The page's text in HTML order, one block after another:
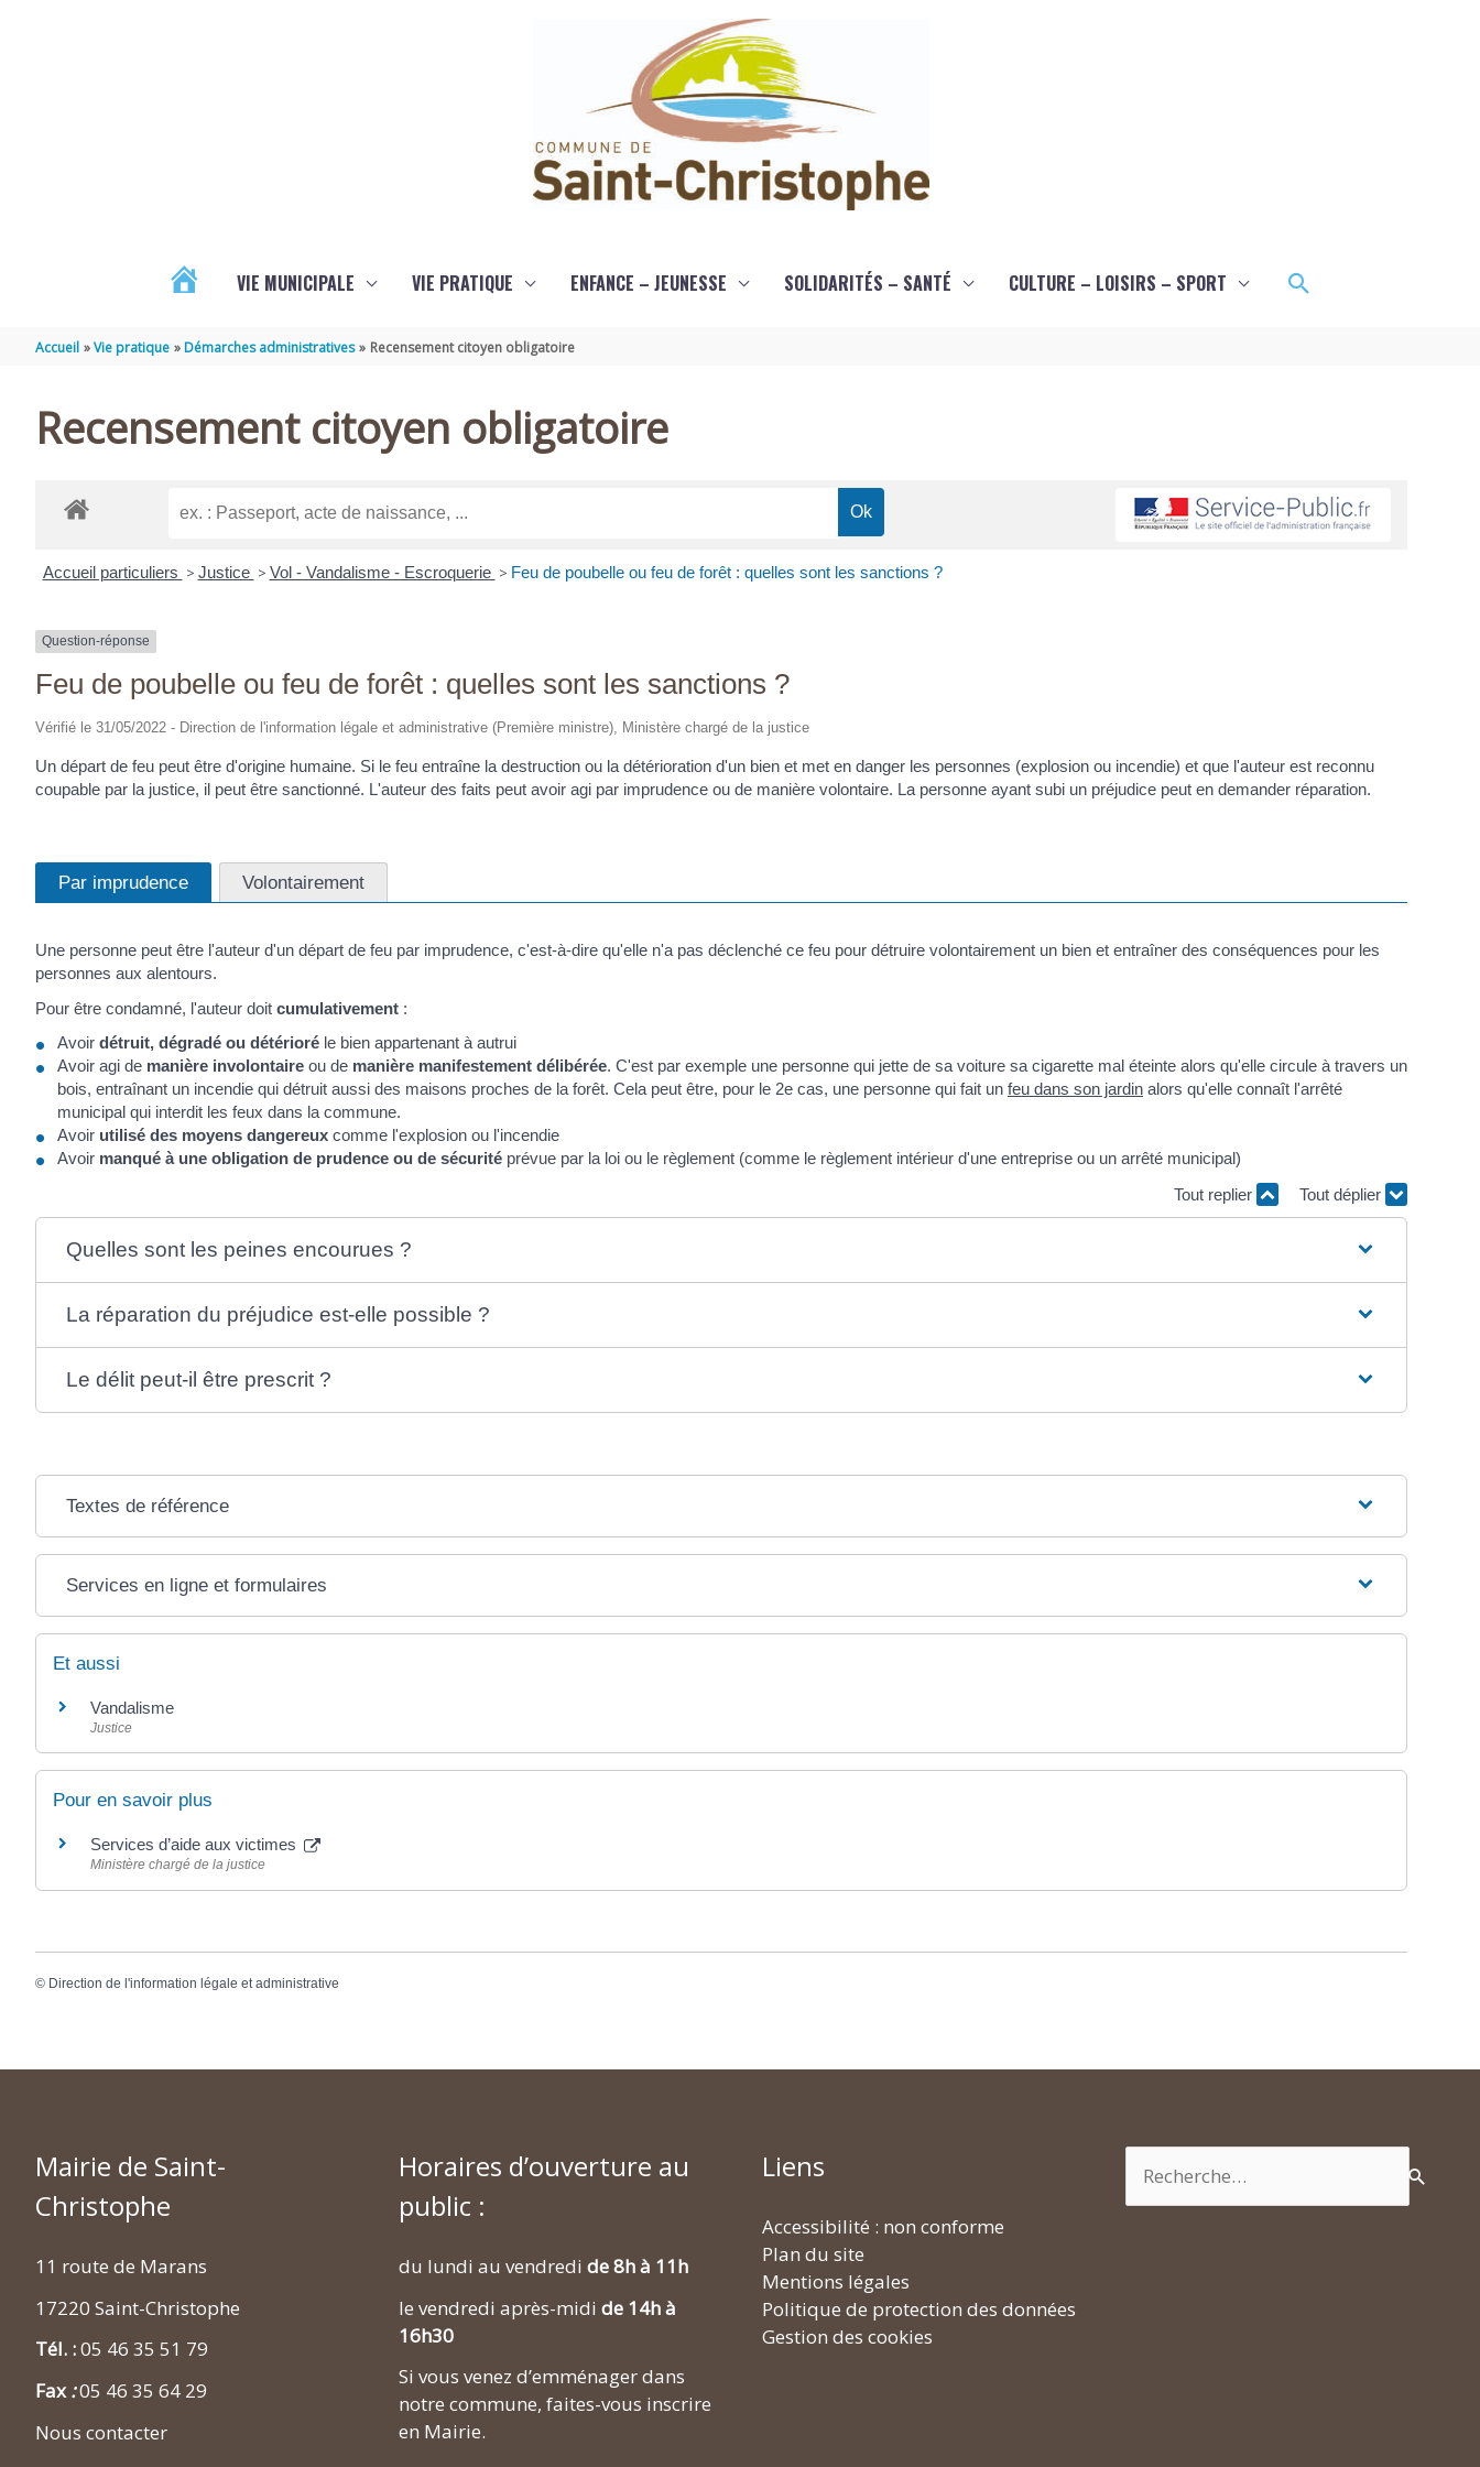
VIE MUNICIPALE VIE PRATIQUE ENFANCE – JEUNESSE SOLIDARITÉS – SANTÉ CULTURE – LOISIRS – SPORT Rechercher
Accueil Vie pratique Démarches administratives Recensement citoyen obligatoire
Recensement citoyen obligatoire
Accueil particuliers > Justice > Vol - Vandalisme - Escroquerie > Feu de poubelle ou feu de forêt : quelles sont les sanctions ?
Question-réponse
Feu de poubelle ou feu de forêt : quelles sont les sanctions ?
Vérifié le 31/05/2022 - Direction de l'information légale et administrative (Première ministre), Ministère chargé de la justice
Un départ de feu peut être d'origine humaine. Si le feu entraîne la destruction ou la détérioration d'un bien et met en danger les personnes (explosion ou incendie) et que l'auteur est reconnu
coupable par la justice, il peut être sanctionné. L'auteur des faits peut avoir agi par imprudence ou de manière volontaire. La personne ayant subi un préjudice peut en demander réparation.
Par imprudence Volontairement
Une personne peut être l'auteur d'un départ de feu par imprudence, c'est-à-dire qu'elle n'a pas déclenché ce feu pour détruire volontairement un bien et entraîner des conséquences pour les
personnes aux alentours.
Pour être condamné, l'auteur doit cumulativement :
Avoir détruit, dégradé ou détérioré le bien appartenant à autrui
Avoir agi de manière involontaire ou de manière manifestement délibérée. C'est par exemple une personne qui jette de sa voiture sa cigarette mal éteinte alors qu'elle circule à travers un
bois, entraînant un incendie qui détruit aussi des maisons proches de la forêt. Cela peut être, pour le 2e cas, une personne qui fait un feu dans son jardin alors qu'elle connaît l'arrêté
municipal qui interdit les feux dans la commune.
Avoir utilisé des moyens dangereux comme l'explosion ou l'incendie
Avoir manqué à une obligation de prudence ou de sécurité prévue par la loi ou le règlement (comme le règlement intérieur d'une entreprise ou un arrêté municipal)
Tout replier
Tout déplier
Quelles sont les peines encourues ?
La réparation du préjudice est-elle possible ?
Le délit peut-il être prescrit ?
Textes de référence
Services en ligne et formulaires
Et aussi
Vandalisme
Justice
Pour en savoir plus
Services d’aide aux victimes
Ministère chargé de la justice
© Direction de l'information légale et administrative
Mairie de Saint-
Christophe
11 route de Marans
17220 Saint-Christophe
Tél. :05 46 35 51 79
Fax:05 46 35 64 29
Nous contacter
Horaires d’ouverture au
public :
du lundi au vendredi de 8h à 11h
le vendredi après-midi de 14h à
16h30
Si vous venez d’emménager dans
notre commune, faites-vous inscrire
en Mairie.
Liens
Accessibilité : non conforme
Plan du site
Mentions légales
Politique de protection des données
Gestion des cookies